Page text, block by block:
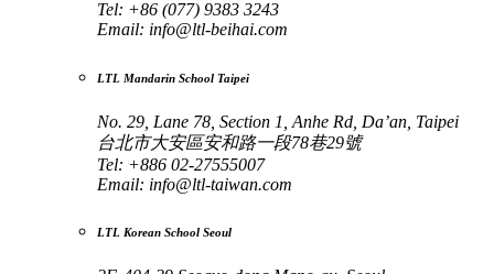
Tel: +86 (077) 9383 3243
Email: info@ltl-beihai.com
LTL Mandarin School Taipei
No. 29, Lane 78, Section 1, Anhe Rd, Da’an, Taipei
台北市大安區安和路一段78巷29號
Tel: +886 02-27555007
Email: info@ltl-taiwan.com
LTL Korean School Seoul